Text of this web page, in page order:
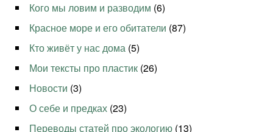
Кого мы ловим и разводим (6)
Красное море и его обитатели (87)
Кто живёт у нас дома (5)
Мои тексты про пластик (26)
Новости (3)
О себе и предках (23)
Переводы статей про экологию (13)